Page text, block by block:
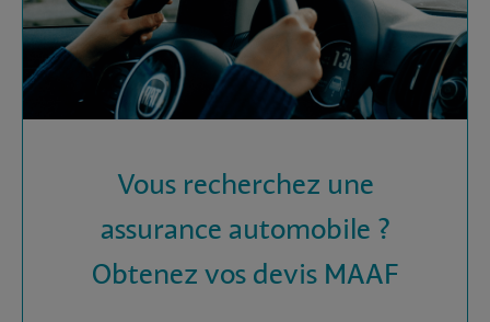
Vous recherchez une
assurance automobile ?
Obtenez vos devis MAAF